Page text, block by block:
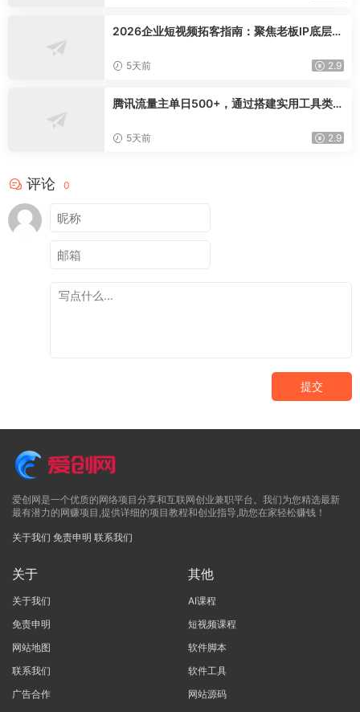
2026企业短视频拓客指南：聚焦老板IP底层逻
交完整获客链路
5天前 2.9
腾讯流量主单日500+，通过搭建实用工具类小
5天前 2.9
评论 0
提交
爱创网是一个优质的网络项目分享和互联网创业兼职平台。我们为您精选最新
最有潜力的网赚项目,提供详细的项目教程和创业指导,助您在家轻松赚钱！
关于我们 免责申明 联系我们
关于
关于我们
免责申明
网站地图
联系我们
广告合作
其他
AI课程
短视频课程
软件脚本
软件工具
网站源码